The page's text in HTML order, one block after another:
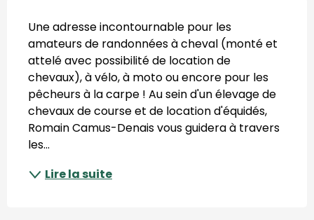
Une adresse incontournable pour les
amateurs de randonnées à cheval (monté et
attelé avec possibilité de location de
chevaux), à vélo, à moto ou encore pour les
pêcheurs à la carpe ! Au sein d'un élevage de
chevaux de course et de location d'équidés,
Romain Camus-Denais vous guidera à travers
les...
Lire la suite